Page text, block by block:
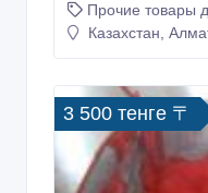
Прочие товары
Казахстан,
3 500 тенге 〒